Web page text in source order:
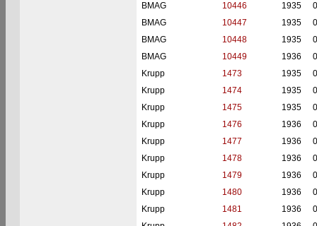
BMAG
10446 1935
BMAG
10447 1935
BMAG
10448 1935
BMAG
10449 1936
Krupp
1473 1935
Krupp
1474 1935
Krupp
1475 1935
Krupp
1476 1936
Krupp
1477 1936
Krupp
1478 1936
Krupp
1479 1936
Krupp
1480 1936
Krupp
1481 1936